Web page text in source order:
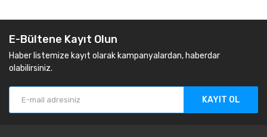
E-Bültene Kayıt Olun
Haber listemize kayıt olarak kampanyalardan, haberdar
olabilirsiniz.
KAYIT OL